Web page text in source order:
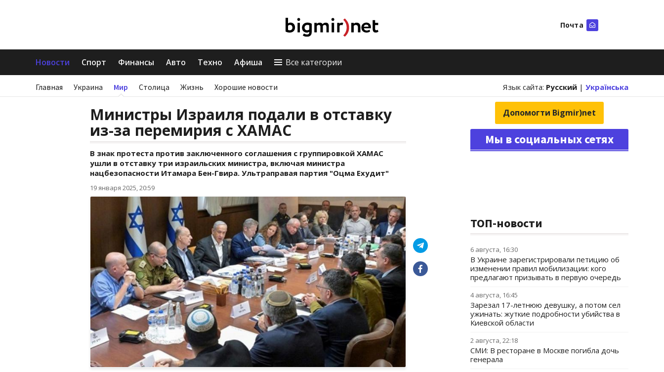
Почта
Новости Спорт Финансы Авто Техно Афиша Все категории
Главная Украина Мир Столица Жизнь Хорошие новости Язык сайта: Русский | Українська
Министры Израиля подали в отставку
из-за перемирия с ХАМАС
В знак протеста против заключенного соглашения с группировкой ХАМАС
ушли в отставку три израильских министра, включая министра
нацбезопасности Итамара Бен-Гвира. Ультраправая партия "Оцма Ехудит"
19 января 2025, 20:59
Допомогти Bigmir)net
Мы в социальных сетях
ТОП-новости
6 августа, 16:30
В Украине зарегистрировали петицию об
изменении правил мобилизации: кого
предлагают призывать в первую очередь
4 августа, 16:45
Зарезал 17-летнюю девушку, а потом сел
ужинать: жуткие подробности убийства в
Киевской области
2 августа, 22:18
СМИ: В ресторане в Москве погибла дочь
генерала